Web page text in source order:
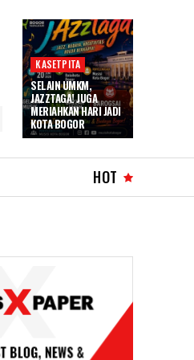
KASETPITA
SELAIN UMKM,
JAZZTAGA! JUGA
MERIAHKAN HARI JADI
KOTA BOGOR
HOT